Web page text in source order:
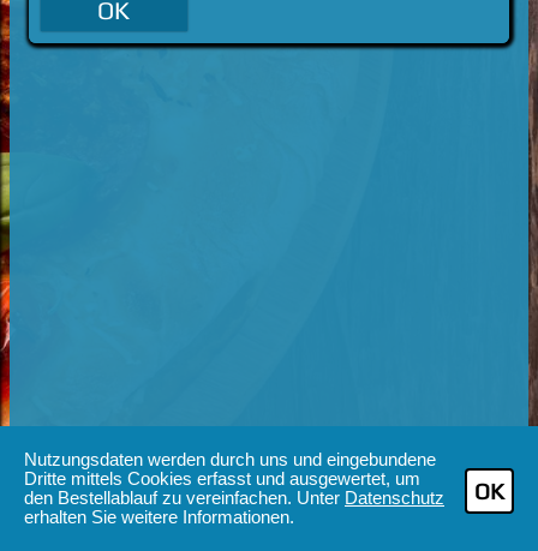
Nutzungsdaten werden durch uns und eingebundene
Dritte mittels Cookies erfasst und ausgewertet, um
den Bestellablauf zu vereinfachen. Unter Datenschutz
erhalten Sie weitere Informationen.
OK